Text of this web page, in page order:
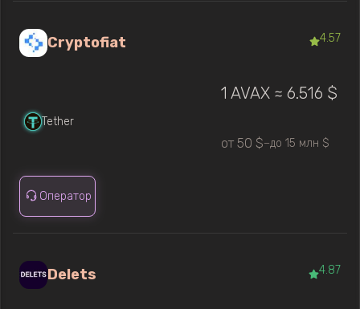
Cryptofiat 4.57
Tether
1 AVAX ≈ 6.516 $
от 50 $—до 15 млн $
Оператор
Delets 4.87